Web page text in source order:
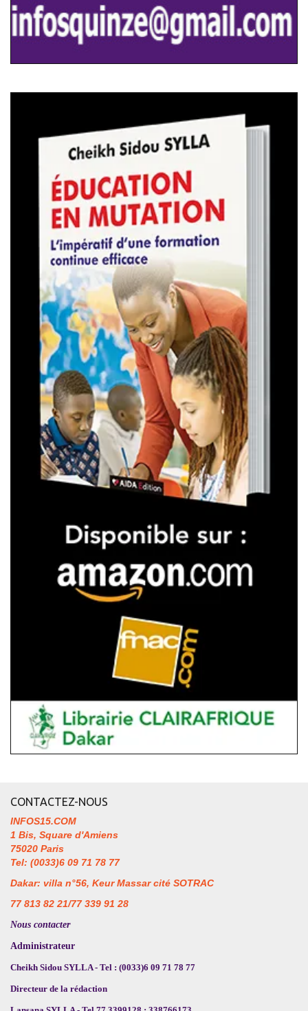
CONTACTEZ-NOUS
INFOS15.COM
1 Bis, Square d'Amiens
75020 Paris
Tel: (0033)6 09 71 78 77
Dakar: villa n°56, Keur Massar cité SOTRAC
77 813 82 21/77 339 91 28
Nous contacter
Administrateur
Cheikh Sidou SYLLA - Tel : (0033)6 09 71 78 77
Directeur de la rédaction